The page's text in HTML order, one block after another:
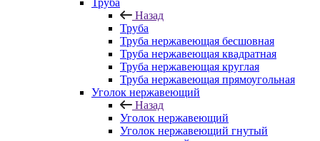
Труба
Назад
Труба
Труба нержавеющая бесшовная
Труба нержавеющая квадратная
Труба нержавеющая круглая
Труба нержавеющая прямоугольная
Уголок нержавеющий
Назад
Уголок нержавеющий
Уголок нержавеющий гнутый